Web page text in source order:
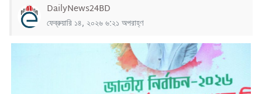
DailyNews24BD
ফেব্রুয়ারি ১৪, ২০২৬ ৬:২১ অপরাহ্ণ